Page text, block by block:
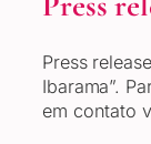
Press
Ibarama”.
em contato